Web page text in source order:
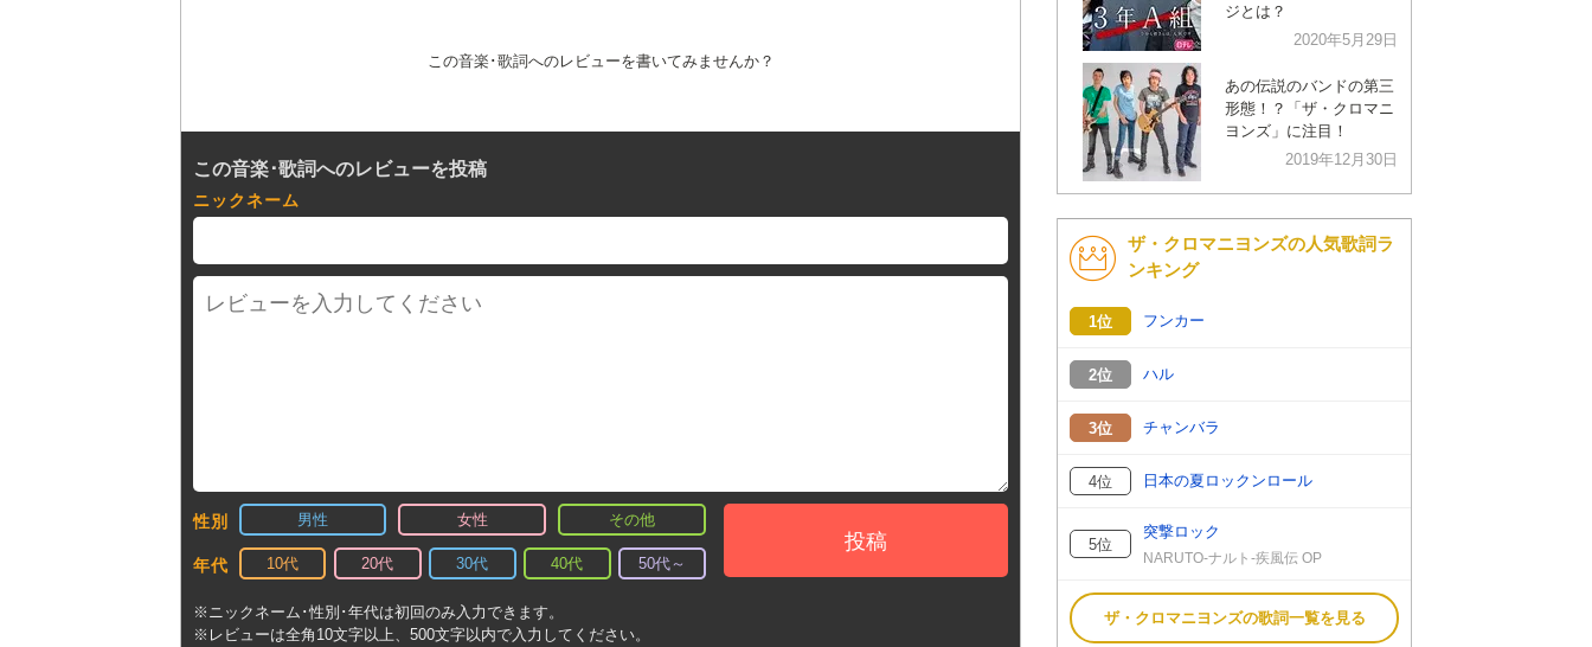
この音楽･歌詞へのレビューを書いてみませんか？
この音楽･歌詞へのレビューを投稿
ニックネーム
性別 男性 女性 その他
年代 10代 20代 30代 40代 50代～
投稿
※ニックネーム･性別･年代は初回のみ入力できます。
※レビューは全角10文字以上、500文字以内で入力してください。
ジとは？
2020年5月29日
あの伝説のバンドの第三
形態！？「ザ・クロマニ
ヨンズ」に注目！
2019年12月30日
ザ・クロマニヨンズの人気歌詞ラ
ンキング
1位 フンカー
2位 ハル
3位 チャンバラ
4位 日本の夏ロックンロール
5位
突撃ロック
NARUTO-ナルト-疾風伝 OP
ザ・クロマニヨンズの歌詞一覧を見る